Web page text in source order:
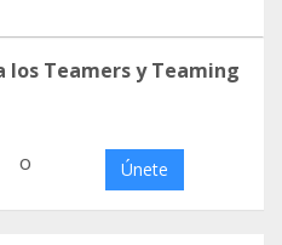
los Teamers y Teaming
o Únete